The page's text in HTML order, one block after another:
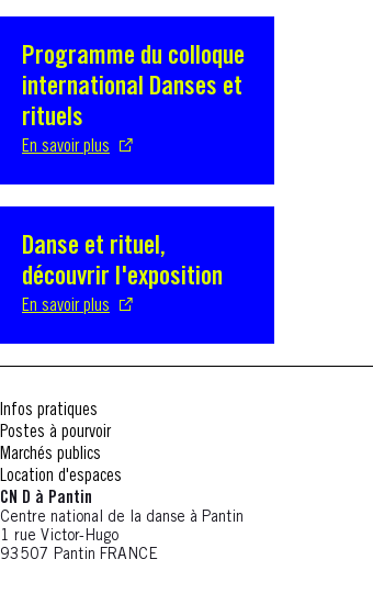
Programme du colloque
international Danses et
rituels
En savoir plus
S'ouvre dans une nouvelle fenêtre
Danse et rituel,
découvrir l'exposition
En savoir plus
S'ouvre dans une nouvelle fenêtre
Infos pratiques
Postes à pourvoir
Marchés publics
Location d'espaces
CN D à Pantin
Centre national de la danse à Pantin
1 rue Victor-Hugo
93507 Pantin FRANCE